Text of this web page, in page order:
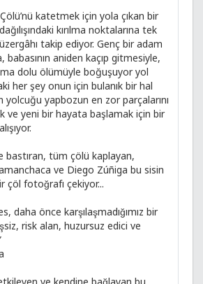
katetmek için yola çıkan bir
kırılma noktalarına tek
takip ediyor. Genç bir adam
babasının aniden kaçıp gitmesiyle,
dolu ölümüyle boğuşuyor yol
her şey onun için bulanık bir hal
yolcuğu yapbozun en zor parçalarını
ve yeni bir hayata başlamak için bir
bastıran, tüm çölü kaplayan,
ve Diego Zúñiga bu sisin
çöl fotoğrafı çekiyor...
daha önce karşılaşmadığımız bir
risk alan, huzursuz edici ve
ve kendine bağlayan bu